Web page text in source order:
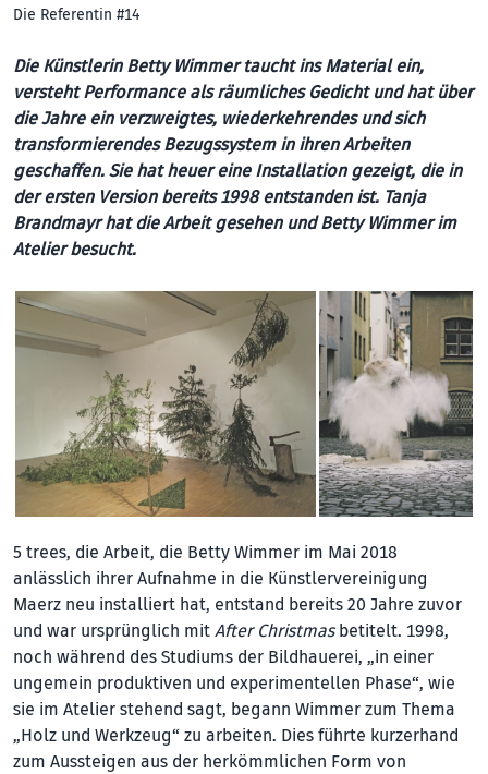
Die Referentin #14
Die Künstlerin Betty Wimmer taucht ins Material ein,
versteht Performance als räumliches Gedicht und hat über
die Jahre ein verzweigtes, wiederkehrendes und sich
transformierendes Bezugssystem in ihren Arbeiten
geschaffen. Sie hat heuer eine Installation gezeigt, die in
der ersten Version bereits 1998 entstanden ist. Tanja
Brandmayr hat die Arbeit gesehen und Betty Wimmer im
Atelier besucht.
5 trees, die Arbeit, die Betty Wimmer im Mai 2018
anlässlich ihrer Aufnahme in die Künstlervereinigung
Maerz neu installiert hat, entstand bereits 20 Jahre zuvor
und war ursprünglich mit After Christmasbetitelt. 1998,
noch während des Studiums der Bildhauerei, „in einer
ungemein produktiven und experimentellen Phase“, wie
sie im Atelier stehend sagt, begann Wimmer zum Thema
„Holz und Werkzeug“ zu arbeiten. Dies führte kurzerhand
zum Aussteigen aus der herkömmlichen Form von